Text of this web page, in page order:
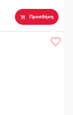
Προσθήκη